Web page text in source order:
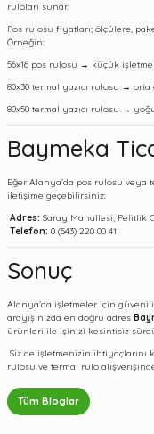
ruloları sunar.
Pos rulosu fiyatları; ölçülere,
Örneğin:
56x16 pos rulosu → küçük
80x30 termal yazıcı rulosu →
80x50 termal yazıcı rulosu →
Baymeka
Eğer Alanya’da pos rulosu veya
iletişime geçebilirsiniz:
Adres: Saray Mahallesi, Pelitlik
Telefon: 0 (543) 220 00 41
Sonuç
Alanya’da işletmeler için
arayışınızda en doğru adres
ürünleri ile işinizi kesintisiz
Siz de işletmenizin ihtiyaçlarını
rulosu ve termal rulo
Tüm Bloglar